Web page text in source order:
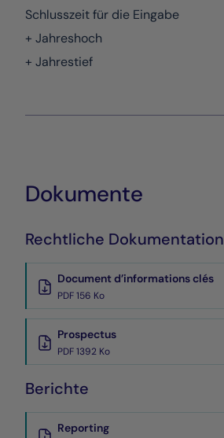
Schlusszeit für die Eingabe
+ Jahreshoch
+ Jahrestief
Dokumente
Rechtliche Dokumentation
Document d’informations clés
PDF 156 Ko
Prospectus
PDF 1392 Ko
Berichte
Reporting